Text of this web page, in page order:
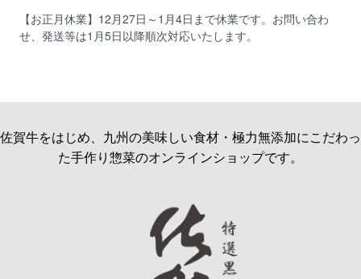
【お正月休業】12月27日～1月4日まで休業です。お問い合わ
せ、発送等は1月5日以降順次対応いたします。
佐賀牛をはじめ、九州の美味しい食材・極力無添加にこだわっ
た手作り惣菜のオンラインショップです。